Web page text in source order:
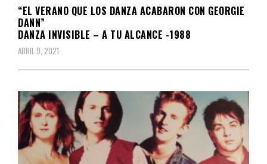
“EL VERANO QUE LOS DANZA ACABARON CON GEORGIE
DANN”
DANZA INVISIBLE – A TU ALCANCE -1988
ABRIL 9, 2021